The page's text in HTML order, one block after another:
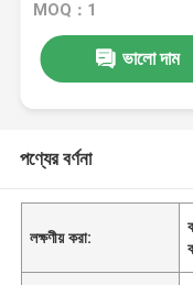
MOQ：1
ভালো দাম
পণ্যের বর্ণনা
লক্ষণীয় করা: